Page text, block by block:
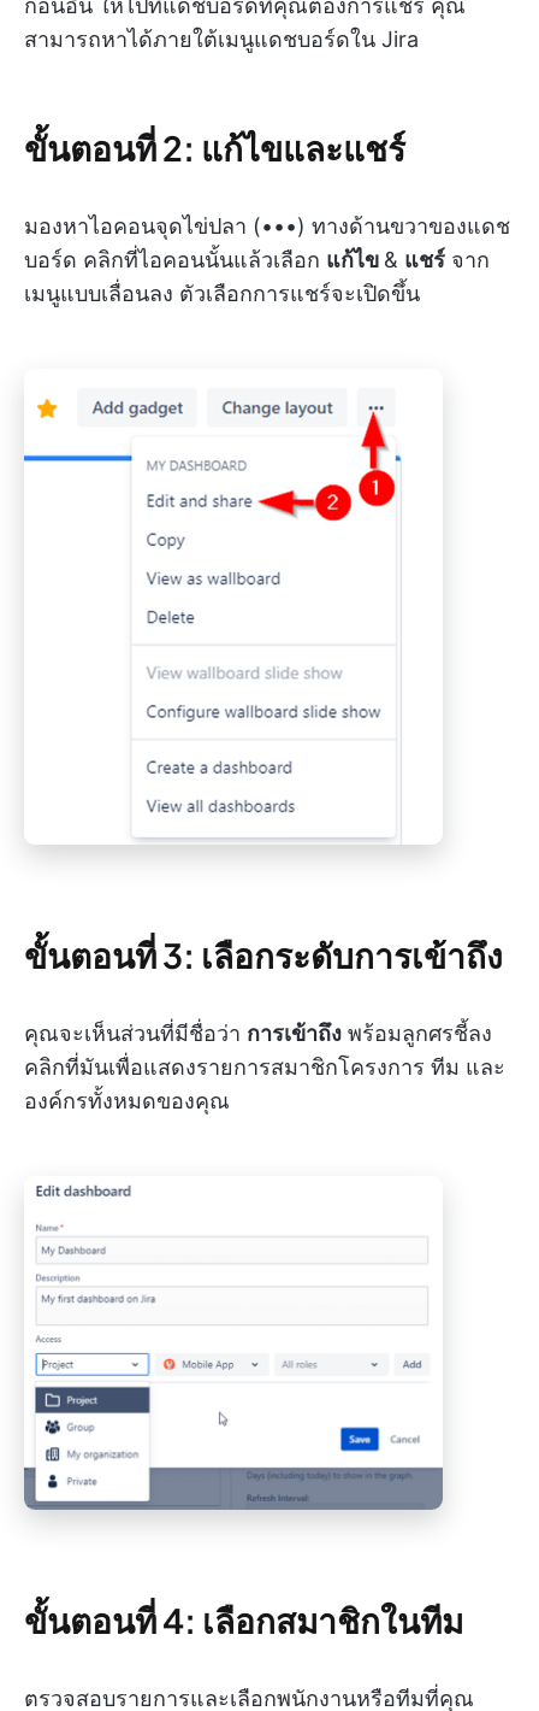
ก่อนอื่น ให้ไปที่แดชบอร์ดที่คุณต้องการแชร์ คุณ
สามารถหาได้ภายใต้เมนูแดชบอร์ดใน Jira
ขั้นตอนที่ 2: แก้ไขและแชร์
มองหาไอคอนจุดไข่ปลา (•••) ทางด้านขวาของแดช
บอร์ด คลิกที่ไอคอนนั้นแล้วเลือก แก้ไข & แชร์ จาก
เมนูแบบเลื่อนลง ตัวเลือกการแชร์จะเปิดขึ้น
ขั้นตอนที่ 3: เลือกระดับการเข้าถึง
คุณจะเห็นส่วนที่มีชื่อว่า การเข้าถึง พร้อมลูกศรชี้ลง
คลิกที่มันเพื่อแสดงรายการสมาชิกโครงการ ทีม และ
องค์กรทั้งหมดของคุณ
ขั้นตอนที่ 4: เลือกสมาชิกในทีม
ตรวจสอบรายการและเลือกพนักงานหรือทีมที่คุณ